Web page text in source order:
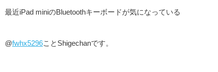
最近iPad miniのBluetoothキーボードが気になっている
@fwhx5296ことShigechanです。